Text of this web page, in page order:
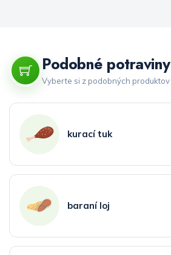
Podobné potraviny
Vyberte si z podobných produktov
kurací tuk
baraní loj